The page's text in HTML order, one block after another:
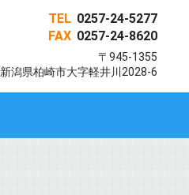
TEL 0257-24-5277
FAX 0257-24-8620
〒945-1355
新潟県柏崎市大字軽井川2028-6